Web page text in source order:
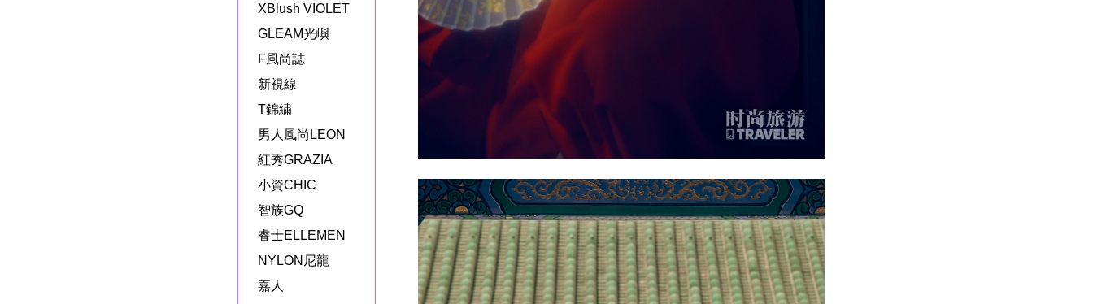
XBlush VIOLET
GLEAM光嶼
F風尚誌
新視線
T錦繍
男人風尚LEON
紅秀GRAZIA
小資CHIC
智族GQ
睿士ELLEMEN
NYLON尼龍
嘉人